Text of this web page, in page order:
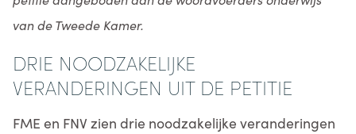
van de Tweede Kamer.
DRIE NOODZAKELIJKE
VERANDERINGEN UIT DE PETITIE
FME en FNV zien drie noodzakelijke veranderingen